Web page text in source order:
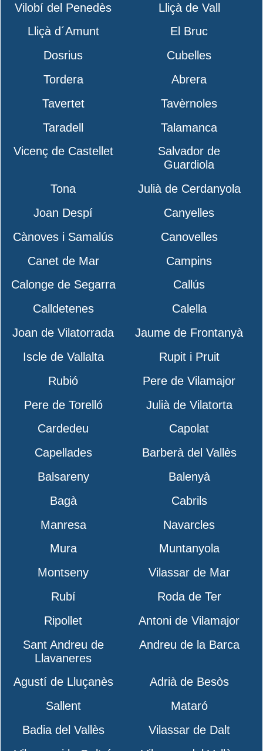
Vilobí del Penedès
Lliçà de Vall
Lliçà d´Amunt
El Bruc
Dosrius
Cubelles
Tordera
Abrera
Tavertet
Tavèrnoles
Taradell
Talamanca
Vicenç de Castellet
Salvador de
Guardiola
Tona
Julià de Cerdanyola
Joan Despí
Canyelles
Cànoves i Samalús
Canovelles
Canet de Mar
Campins
Calonge de Segarra
Callús
Calldetenes
Calella
Joan de Vilatorrada
Jaume de Frontanyà
Iscle de Vallalta
Rupit i Pruit
Rubió
Pere de Vilamajor
Pere de Torelló
Julià de Vilatorta
Cardedeu
Capolat
Capellades
Barberà del Vallès
Balsareny
Balenyà
Bagà
Cabrils
Manresa
Navarcles
Mura
Muntanyola
Montseny
Vilassar de Mar
Rubí
Roda de Ter
Ripollet
Antoni de Vilamajor
Sant Andreu de
Llavaneres
Andreu de la Barca
Agustí de Lluçanès
Adrià de Besòs
Sallent
Mataró
Badia del Vallès
Vilassar de Dalt